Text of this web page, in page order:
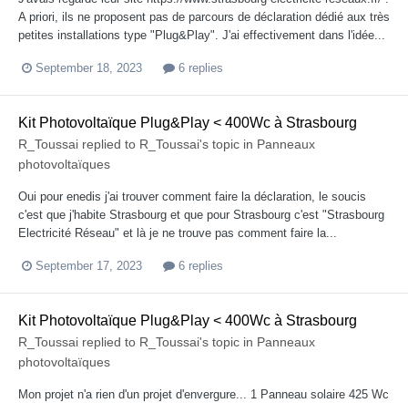
A priori, ils ne proposent pas de parcours de déclaration dédié aux très
petites installations type "Plug&Play". J'ai effectivement dans l'idée...
September 18, 2023 6 replies
Kit Photovoltaïque Plug&Play < 400Wc à Strasbourg
R_Toussai replied to R_Toussai's topic in Panneaux
photovoltaïques
Oui pour enedis j'ai trouver comment faire la déclaration, le soucis
c'est que j'habite Strasbourg et que pour Strasbourg c'est "Strasbourg
Electricité Réseau" et là je ne trouve pas comment faire la...
September 17, 2023 6 replies
Kit Photovoltaïque Plug&Play < 400Wc à Strasbourg
R_Toussai replied to R_Toussai's topic in Panneaux
photovoltaïques
Mon projet n'a rien d'un projet d'envergure... 1 Panneau solaire 425 Wc